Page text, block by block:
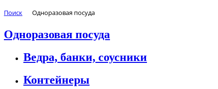
Поиск Одноразовая посуда
Одноразовая посуда
Ведра, банки, соусники
Контейнеры